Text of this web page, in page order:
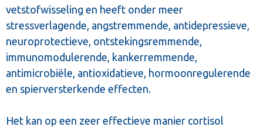
vetstofwisseling en heeft onder meer
stressverlagende, angstremmende, antidepressieve,
neuroprotectieve, ontstekingsremmende,
immunomodulerende, kankerremmende,
antimicrobiële, antioxidatieve, hormoonregulerende
en spierversterkende effecten.
Het kan op een zeer effectieve manier cortisol